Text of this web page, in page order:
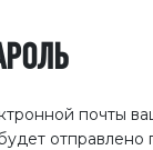
почты
отправлено